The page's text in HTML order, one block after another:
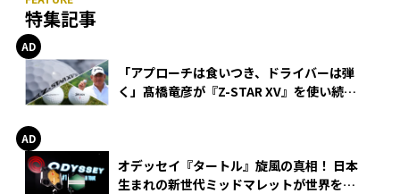
特集記事
「アプローチは食いつき、ドライバーは弾
く」髙橋竜彦が『Z-STAR XV』を使い続け
オデッセイ『タートル』旋風の真相！ 日本
生まれの新世代ミッドマレットが世界を席